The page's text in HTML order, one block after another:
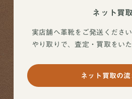
ネット買取
実店舗へ革靴をご発送くださ
やり取りで、査定・買取をいた
ネット買取の